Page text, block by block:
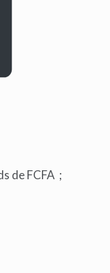
de FCFA ;